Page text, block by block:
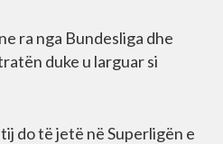
ra nga Bundesliga dhe
duke u larguar si
do të jetë në Superligën e